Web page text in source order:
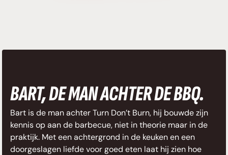
BART, DE MAN ACHTER DE BBQ.
Bart is de man achter Turn Don’t Burn, hij bouwde zijn
kennis op aan de barbecue, niet in theorie maar in de
praktijk. Met een achtergrond in de keuken en een
doorgeslagen liefde voor goed eten laat hij zien hoe